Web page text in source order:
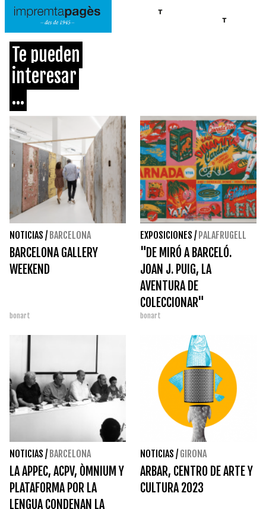
Te pueden
interesar
...
NOTICIAS / BARCELONA
BARCELONA GALLERY
WEEKEND
bonart
EXPOSICIONES / PALAFRUGELL
"DE MIRÓ A BARCELÓ.
JOAN J. PUIG, LA
AVENTURA DE
COLECCIONAR"
bonart
NOTICIAS / BARCELONA
LA APPEC, ACPV, ÒMNIUM Y
PLATAFORMA POR LA
LENGUA CONDENAN LA
NOTICIAS / GIRONA
ARBAR, CENTRO DE ARTE Y
CULTURA 2023